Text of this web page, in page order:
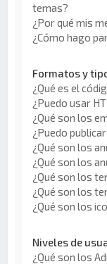
temas?
¿Por qué mis
¿Cómo hago
Formatos y
¿Qué es el
¿Puedo usar
¿Qué son los
¿Puedo
¿Qué son los
¿Qué son los
¿Qué son los
¿Qué son los
¿Qué son los
Niveles de
¿Qué son los